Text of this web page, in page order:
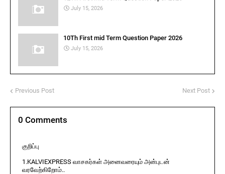
July 15, 2026
10Th First mid Term Question Paper 2026
July 15, 2026
Previous Post Next Post
0 Comments
குறிப்பு
1.KALVIEXPRESS வாசகர்கள் அனைவரையும் அன்புடன்
வரவேற்கிறோம்..